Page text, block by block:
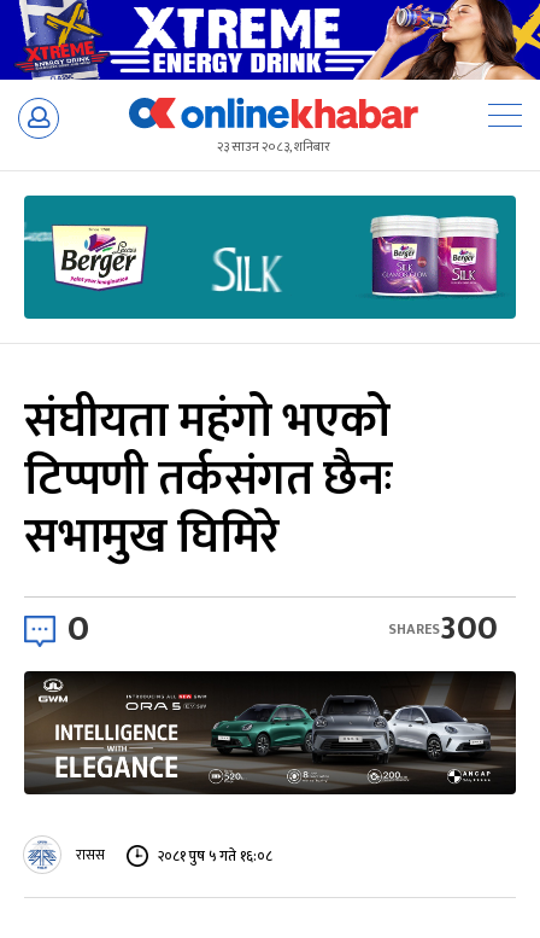
Skip
२३ साउन २०८३, शनिबार
संघीयता महंगो भएको
टिप्पणी तर्कसंगत छैनः
सभामुख घिमिरे
0 300
SHARES
रासस २०८१ पुष ५ गते १६:०८